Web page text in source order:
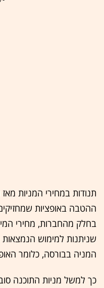
ההטבה באופציות
בחלק מהחברות, מחירי
שניתנות למימוש הנמצאות
המניה בבורסה, כלומר
כך למשל מניות התוכנה